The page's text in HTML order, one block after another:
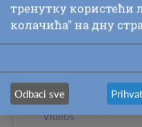
Poezija i aforizmi
Sportovi
Stories
Talks
Videos
тренутку користећи
колачића" на дну
Odbaci sve